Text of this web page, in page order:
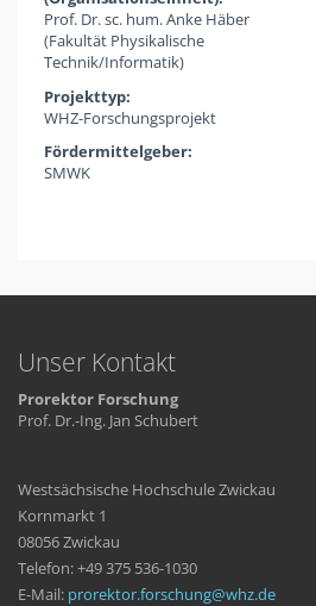
Prof. Dr. sc. hum. Anke Häber
(Fakultät Physikalische
Technik/Informatik)
Projekttyp:
WHZ-Forschungsprojekt
Fördermittelgeber:
SMWK
Unser Kontakt
Prorektor Forschung
Prof. Dr.-Ing. Jan Schubert
Westsächsische Hochschule Zwickau
Kornmarkt 1
08056 Zwickau
Telefon: +49 375 536-1030
E-Mail: prorektor.forschung whzde